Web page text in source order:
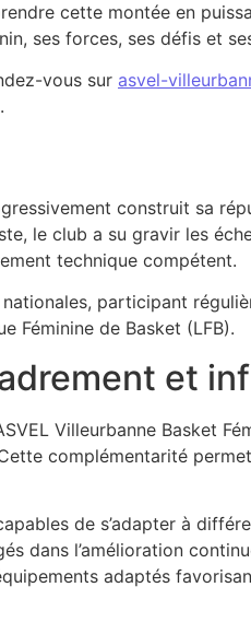
cette montée en
ses forces, ses défis et
vous sur asvel-
construit sa
le club a su gravir les
technique compétent.
participant
Féminine de Basket (LFB).
et
Villeurbanne Basket
complémentarité
de s’adapter à
dans l’amélioration
adaptés